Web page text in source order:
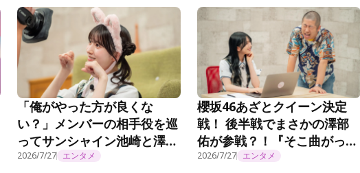
「俺がやった方が良くな
い？」メンバーの相手役を巡
ってサンシャイン池崎と澤部
佑が衝突？！『そこ曲がった
2026/7/27 エンタメ
櫻坂46あざとクイーン決定
戦！ 後半戦でまさかの澤部
佑が参戦？！『そこ曲がった
ら、櫻坂？』第293話
2026/7/27 エンタメ